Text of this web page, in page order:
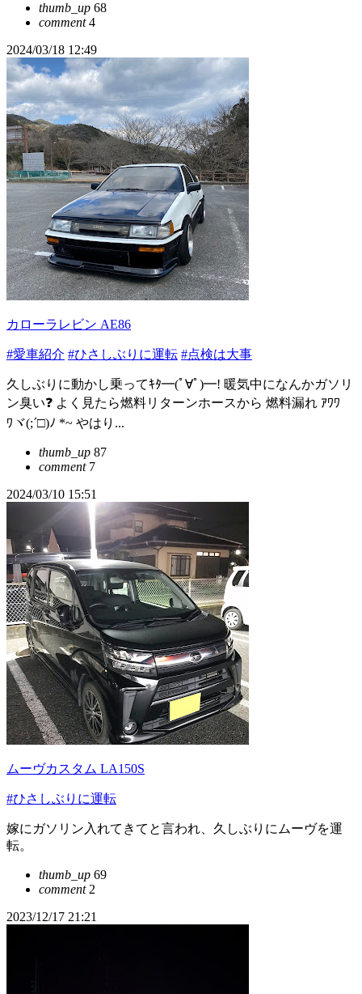
thumb_up 68
comment4
2024/03/18 12:49
カローラレビン AE86
#愛車紹介 #ひさしぶりに運転 #点検は大事
久しぶりに動かし乗ってｷﾀ━(ﾟ∀ﾟ)━! 暖気中になんかガソリ
ン臭い❓ よく見たら燃料リターンホースから 燃料漏れ ｱﾜﾜ
ﾜヾ(;´□)ﾉ *~ やはり...
thumb_up 87
comment7
2024/03/10 15:51
ムーヴカスタム LA150S
#ひさしぶりに運転
嫁にガソリン入れてきてと言われ、久しぶりにムーヴを運
転。
thumb_up 69
comment2
2023/12/17 21:21